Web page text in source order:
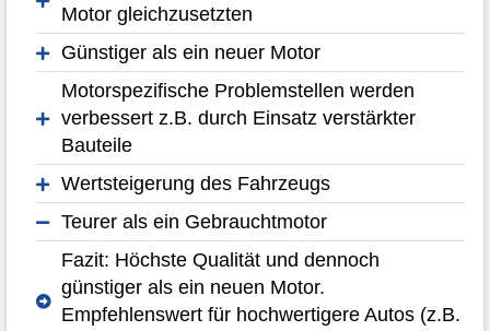
Motor gleichzusetzten
Günstiger als ein neuer Motor
Motorspezifische Problemstellen werden
verbessert z.B. durch Einsatz verstärkter
Bauteile
Wertsteigerung des Fahrzeugs
Teurer als ein Gebrauchtmotor
Fazit: Höchste Qualität und dennoch
günstiger als ein neuen Motor.
Empfehlenswert für hochwertigere Autos (z.B.